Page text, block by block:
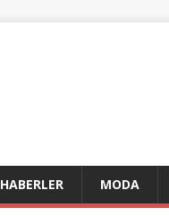
HABERLER MODA